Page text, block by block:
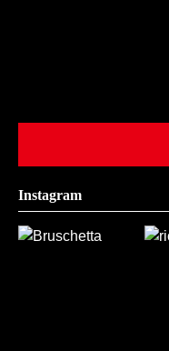
Instagram